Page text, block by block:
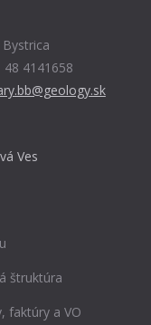
48 4141658
Ves
štruktúra
faktúry a VO